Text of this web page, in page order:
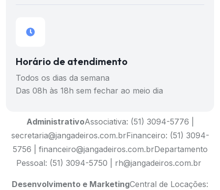
Horário de atendimento
Todos os dias da semana
Das 08h às 18h sem fechar ao meio dia
AdministrativoAssociativa: (51) 3094-5776 |
secretaria@jangadeiros.com.brFinanceiro: (51) 3094-
5756 | financeiro@jangadeiros.com.brDepartamento
Pessoal: (51) 3094-5750 | rh@jangadeiros.com.br
Desenvolvimento e MarketingCentral de Locações: